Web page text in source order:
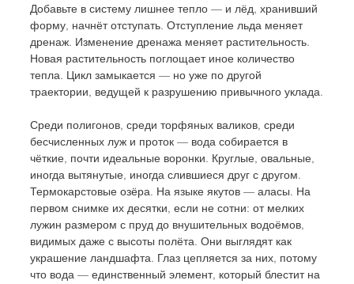
Добавьте в систему лишнее тепло — и лёд, хранивший
форму, начнёт отступать. Отступление льда меняет
дренаж. Изменение дренажа меняет растительность.
Новая растительность поглощает иное количество
тепла. Цикл замыкается — но уже по другой
траектории, ведущей к разрушению привычного уклада.
Среди полигонов, среди торфяных валиков, среди
бесчисленных луж и проток — вода собирается в
чёткие, почти идеальные воронки. Круглые, овальные,
иногда вытянутые, иногда слившиеся друг с другом.
Термокарстовые озёра. На языке якутов — аласы. На
первом снимке их десятки, если не сотни: от мелких
лужин размером с пруд до внушительных водоёмов,
видимых даже с высоты полёта. Они выглядят как
украшение ландшафта. Глаз цепляется за них, потому
что вода — единственный элемент, который блестит на